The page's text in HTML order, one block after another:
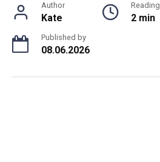
Author
Kate
Reading
2 min
Published by
08.06.2026